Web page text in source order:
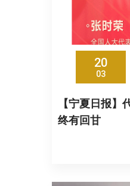
20
03
【宁夏日报
终有回甘